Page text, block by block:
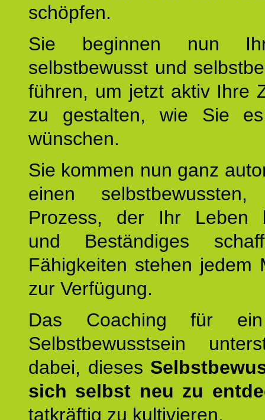
schöpfen.
Sie beginnen nun
selbstbewusst und
führen, um jetzt aktiv Ihre
zu gestalten, wie Sie
wünschen.
Sie kommen nun ganz
einen selbstbewussten,
Prozess, der Ihr Leben
und Beständiges
Fähigkeiten stehen jedem
zur Verfügung.
Das Coaching für
Selbstbewusstsein
dabei, dieses
sich selbst neu zu
tatkräftig zu kultivieren.